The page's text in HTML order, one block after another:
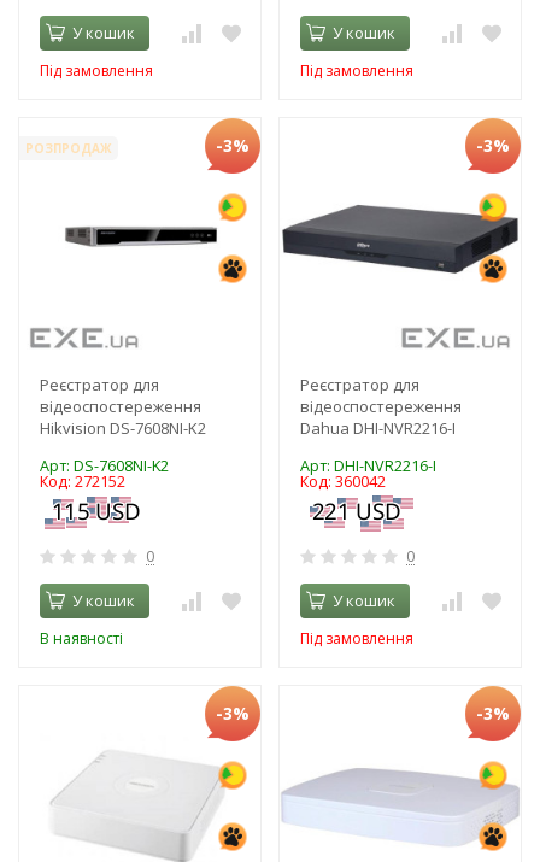
У кошик
Під замовлення
У кошик
Під замовлення
РОЗПРОДАЖ -3%
Реєстратор для
відеоспостереження
Hikvision DS-7608NI-K2
Арт: DS-7608NI-K2
Код: 272152
0
У кошик
В наявності
-3%
Реєстратор для
відеоспостереження
Dahua DHI-NVR2216-I
Арт: DHI-NVR2216-I
Код: 360042
0
У кошик
Під замовлення
-3% -3%